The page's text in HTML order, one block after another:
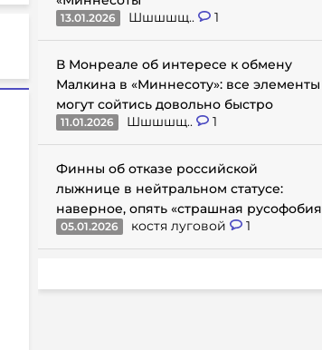
13.01.2026 Шшшшщ.. 1
В Монреале об интересе к обмену
Малкина в «Миннесоту»: все элементы
могут сойтись довольно быстро
11.01.2026 Шшшшщ.. 1
Финны об отказе российской
лыжнице в нейтральном статусе:
наверное, опять «страшная русофобия
05.01.2026 костя луговой 1